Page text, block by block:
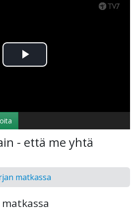
Toista
- että me yhtä
matkassa